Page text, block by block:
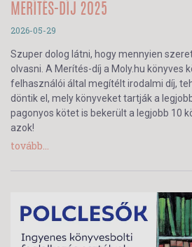
MERÍTÉS-DÍJ 2025
2026-05-29
Szuper dolog látni, hogy mennyien
olvasni. A Merítés-díj a Moly.hu könyves
felhasználói által megítélt irodalmi díj,
döntik el, mely könyveket tartják a
pagonyos kötet is bekerült a legjobb 10
azok!
tovább...